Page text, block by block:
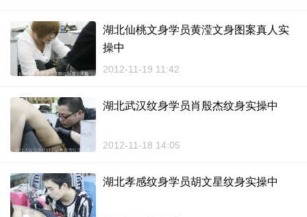
湖北仙桃文身学员黄滢文身图案真人实
操中
2012-11-19 11:42
湖北武汉纹身学员肖殷杰纹身实操中
2012-11-18 14:05
湖北孝感纹身学员胡文星纹身实操中